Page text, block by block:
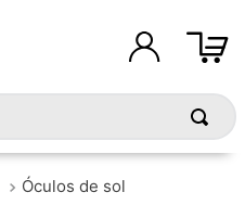
Óculos de sol